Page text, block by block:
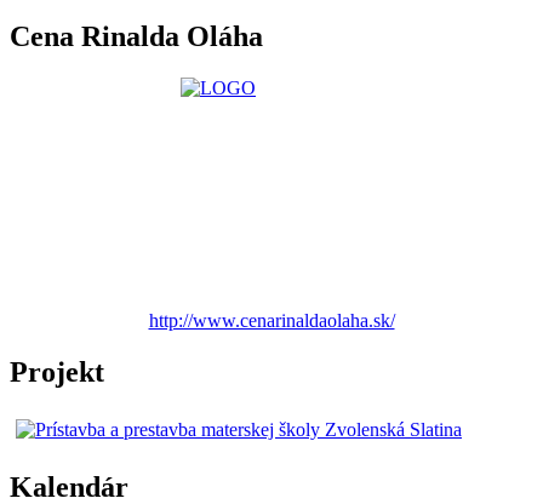
Cena Rinalda Oláha
http://www.cenarinaldaolaha.sk/
Projekt
Kalendár